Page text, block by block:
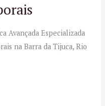
Avançada Especializada
na Barra da Tijuca, Rio